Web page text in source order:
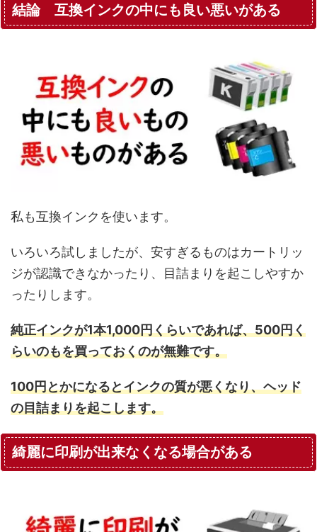
結論 互換インクの中にも良い悪いがある
私も互換インクを使います。
いろいろ試しましたが、安すぎるものはカートリッ
ジが認識できなかったり、目詰まりを起こしやすか
ったりします。
純正インクが1本1,000円くらいであれば、500円く
らいのもを買っておくのが無難です。
100円とかになるとインクの質が悪くなり、ヘッド
の目詰まりを起こします。
綺麗に印刷が出来なくなる場合がある